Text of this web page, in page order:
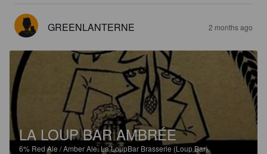
GREENLANTERNE 2 months ago
LA LOUP BAR AMBRÉE
6% Red Ale / Amber Ale.La LoupBar Brasserie (Loup Bar).